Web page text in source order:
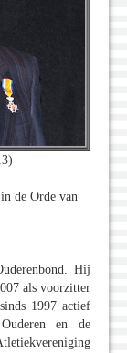
de Orde van
Hij
als voorzitter
1997 actief
en de